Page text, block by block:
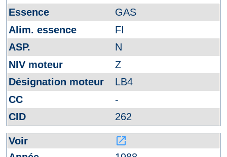
GAS
FI
N
Z
LB4
-
262
launch